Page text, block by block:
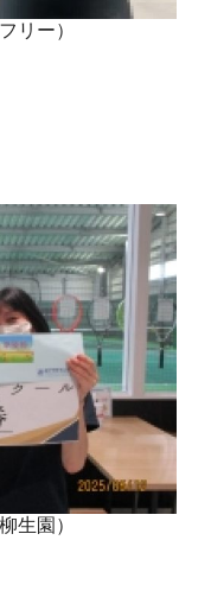
リー）
生園）